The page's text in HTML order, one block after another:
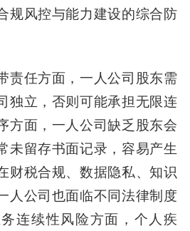
规风控与能力建设的综合防
责任方面，一人公司股东需
独立，否则可能承担无限连
方面，一人公司缺乏股东会
未留存书面记录，容易产生
财税合规、数据隐私、知识
人公司也面临不同法律制度
连续性风险方面，个人疾